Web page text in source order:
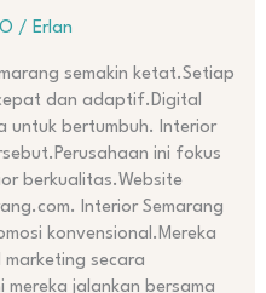
/ Erlan
semakin ketat.Setiap
dan adaptif.Digital
untuk bertumbuh. Interior
ini fokus
berkualitas.Website
Interior Semarang
konvensional.Mereka
marketing secara
jalankan bersama